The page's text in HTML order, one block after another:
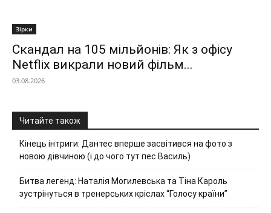
Зірки
Скандал на 105 мільйонів: Як з офісу
Netflix викрали новий фільм...
03.08.2026
Читайте також
Кінець інтриги: Дантес вперше засвітився на фото з
новою дівчиною (і до чого тут пес Василь)
Битва легенд: Наталія Могилевська та Тіна Кароль
зустрінуться в тренерських кріслах “Голосу країни”